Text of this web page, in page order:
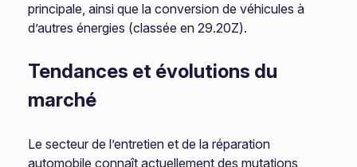
principale, ainsi que la conversion de véhicules à
d’autres énergies (classée en 29.20Z).
Tendances et évolutions du
marché
Le secteur de l’entretien et de la réparation
automobile connaît actuellement des mutations